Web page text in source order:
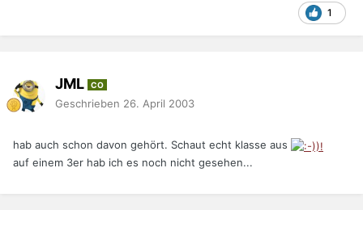
1
JML CO
Geschrieben 26. April 2003
hab auch schon davon gehört. Schaut echt klasse aus
auf einem 3er hab ich es noch nicht gesehen...